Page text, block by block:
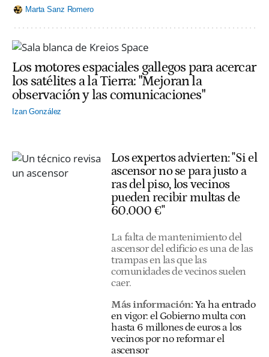
Marta Sanz Romero
Los motores espaciales gallegos para acercar
los satélites a la Tierra: "Mejoran la
observación y las comunicaciones"
Izan González
Los expertos advierten: "Si el
ascensor no se para justo a
ras del piso, los vecinos
pueden recibir multas de
60.000 €"
La falta de mantenimiento del
ascensor del edificio es una de las
trampas en las que las
comunidades de vecinos suelen
caer.
Más información: Ya ha entrado
en vigor: el Gobierno multa con
hasta 6 millones de euros a los
vecinos por no reformar el
ascensor